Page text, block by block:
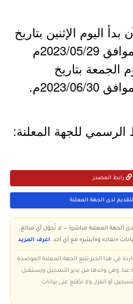
بدأ اليوم الإثنين بتاريخ
1444/11/09هـ الموافق 2023/05/29م
الجمعة بتاريخ
للجهة المعلنة:
رابط المصدر
لدى الجهة المعلنة
الجهة المعلنة مباشرة — لا تُحوّل أي مبالغ،
«نفاذ» و«أبشر» مع أي أحد. اعرف المزيد
في هذا الخبر تتبع الجهة المعلنة الموضحة
عنا، وهي وحدها من يدير التسجيل ويستقبل
أو الفرز، ولا نطّلع على بيانات